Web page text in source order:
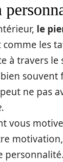
le
comme les
à travers le
souvent
ne pas
.
vous